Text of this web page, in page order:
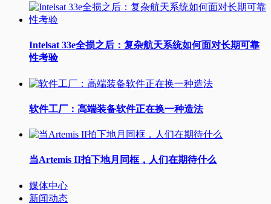
Intelsat 33e全损之后：复杂航天系统如何面对长期可靠
性考验
软件工厂：高端装备软件正在换一种造法
当Artemis II拍下地月同框，人们在期待什么
媒体中心
新闻动态